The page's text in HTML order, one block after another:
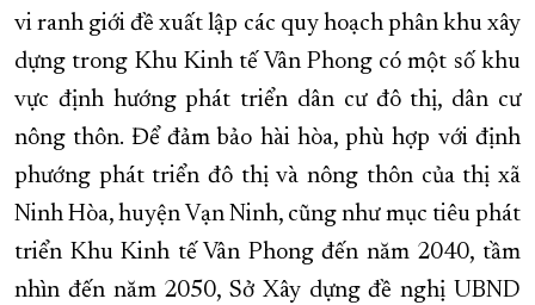
vi ranh giới đề xuất lập các quy hoạch phân khu xây
dựng trong Khu Kinh tế Vân Phong có một số khu
vực định hướng phát triển dân cư đô thị, dân cư
nông thôn. Để đảm bảo hài hòa, phù hợp với định
phướng phát triển đô thị và nông thôn của thị xã
Ninh Hòa, huyện Vạn Ninh, cũng như mục tiêu phát
triển Khu Kinh tế Vân Phong đến năm 2040, tầm
nhìn đến năm 2050, Sở Xây dựng đề nghị UBND